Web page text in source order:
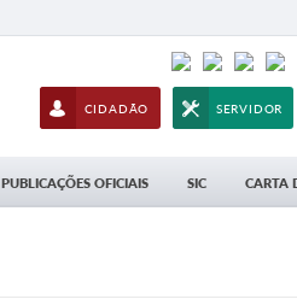
CIDADÃO SERVIDOR
PUBLICAÇÕES OFICIAIS SIC CARTA